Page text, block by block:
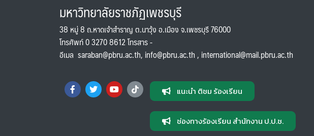
มหาวิทยาลัยราชภัฏเพชรบุรี
38 หมู่ 8 ถ.หาดเจ้าสำราญ ต.นาวุ้ง อ.เมือง จ.เพชรบุรี 76000
โทรศัพท์ 0 3270 8612 โทรสาร -
อีเมล saraban@pbru.ac.th, info@pbru.ac.th, international@mail.pbru.ac.th
แนะนำ ติชม ร้องเรียน
ช่องทางร้องเรียน สำนักงาน ป.ป.ช.